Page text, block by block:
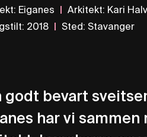
: Eiganes Arkitekt: Kari
: 2018 Sted: Stavanger
godt bevart
har vi sammen